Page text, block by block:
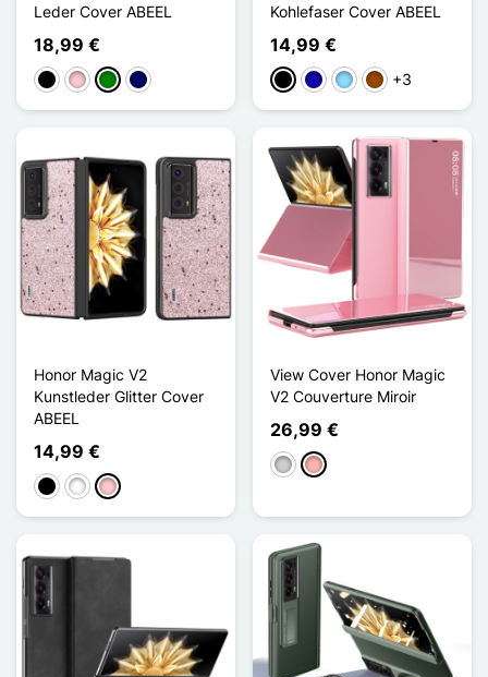
Leder Cover ABEEL
18,99 €
Schwarz
PinkGrünMarineblau
Kohlefaser Cover ABEEL
14,99 €
SchwarzDunkelblau
HellblauBraun
+3
Honor Magic V2
Kunstleder Glitter Cover
ABEEL
14,99 €
Schwarz
WeißPink
View Cover Honor Magic
V2 Couverture Miroir
26,99 €
SilberRoségold